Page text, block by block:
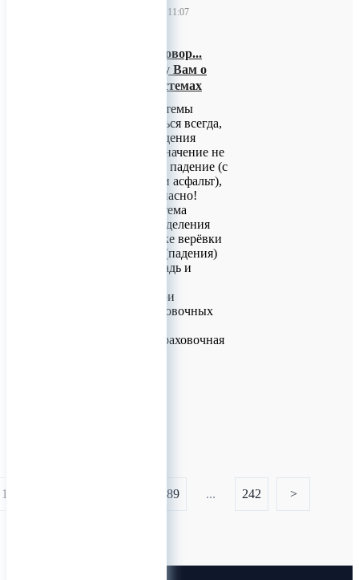
22 ноября 2022 11:07
Продолжаем разговор...
Сегодня расскажу Вам о
страховочных системах
Страховочные системы
должны применяться всегда,
когда есть риск падения
работника. Их назначение не
просто остановить падение (с
этим справляется и асфальт),
а сделать это безопасно!
Страховочная система
служит для распределения
нагрузки при рывке верёвки
вследствие срыва (падения)
на большую площадь и
травмирования.При
применении страховочных
использоваться страховочная
1 189 ... 242 >